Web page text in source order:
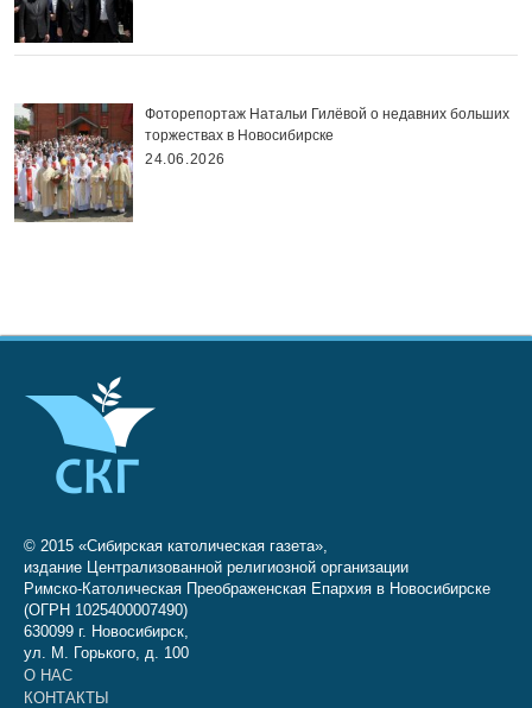
Фоторепортаж Натальи Гилёвой о недавних больших
торжествах в Новосибирске
24.06.2026
© 2015 «Сибирская католическая газета»,
издание Централизованной религиозной организации
Римско-Католическая Преображенская Епархия в Новосибирске
(ОГРН 1025400007490)
630099 г. Новосибирск,
ул. М. Горького, д. 100
О НАС
КОНТАКТЫ